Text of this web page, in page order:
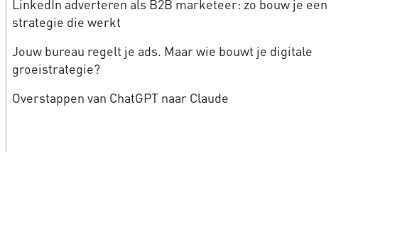
LinkedIn adverteren als B2B marketeer: zo bouw je een
strategie die werkt
Jouw bureau regelt je ads. Maar wie bouwt je digitale
groeistrategie?
Overstappen van ChatGPT naar Claude